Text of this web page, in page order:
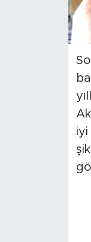
iyi
Hava
Bingöl